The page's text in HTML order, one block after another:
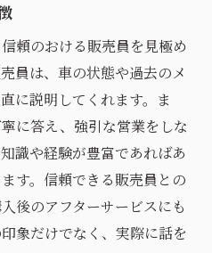
頼のおける販売員を見極め
員は、車の状態や過去のメ
に説明してくれます。ま
に答え、強引な営業をしな
識や経験が豊富であればあ
す。信頼できる販売員との
後のアフターサービスにも
象だけでなく、実際に話を